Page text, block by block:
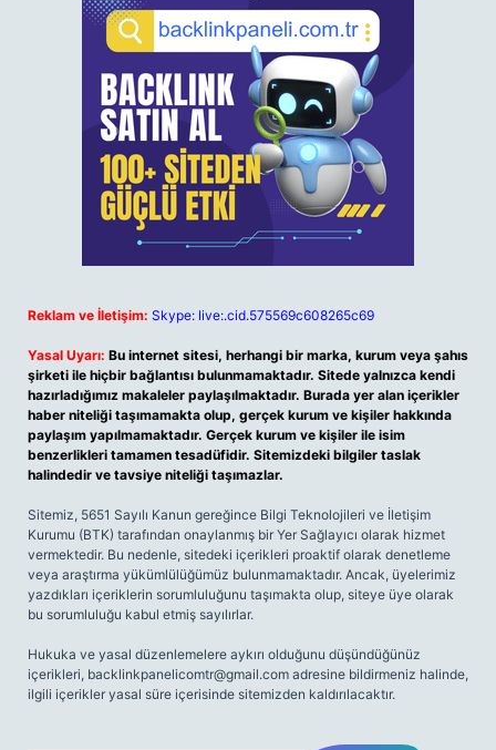
Reklam ve İletişim: Skype: live:.cid.575569c608265c69
Yasal Uyarı: Bu internet sitesi, herhangi bir marka, kurum veya şahıs
şirketi ile hiçbir bağlantısı bulunmamaktadır. Sitede yalnızca kendi
hazırladığımız makaleler paylaşılmaktadır. Burada yer alan içerikler
haber niteliği taşımamakta olup, gerçek kurum ve kişiler hakkında
paylaşım yapılmamaktadır. Gerçek kurum ve kişiler ile isim
benzerlikleri tamamen tesadüfidir. Sitemizdeki bilgiler taslak
halindedir ve tavsiye niteliği taşımazlar.
Sitemiz, 5651 Sayılı Kanun gereğince Bilgi Teknolojileri ve İletişim
Kurumu (BTK) tarafından onaylanmış bir Yer Sağlayıcı olarak hizmet
vermektedir. Bu nedenle, sitedeki içerikleri proaktif olarak denetleme
veya araştırma yükümlülüğümüz bulunmamaktadır. Ancak, üyelerimiz
yazdıkları içeriklerin sorumluluğunu taşımakta olup, siteye üye olarak
bu sorumluluğu kabul etmiş sayılırlar.
Hukuka ve yasal düzenlemelere aykırı olduğunu düşündüğünüz
içerikleri, backlinkpanelicomtr@gmail.com adresine bildirmeniz halinde,
ilgili içerikler yasal süre içerisinde sitemizden kaldırılacaktır.